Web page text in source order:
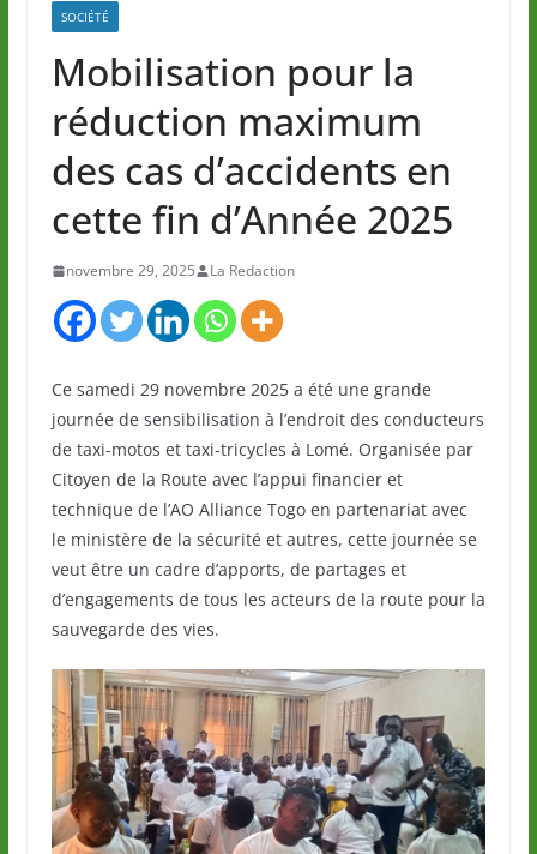
SOCIÉTÉ
Mobilisation pour la
réduction maximum
des cas d’accidents en
cette fin d’Année 2025
novembre 29, 2025 La Redaction
Ce samedi 29 novembre 2025 a été une grande
journée de sensibilisation à l’endroit des conducteurs
de taxi-motos et taxi-tricycles à Lomé. Organisée par
Citoyen de la Route avec l’appui financier et
technique de l’AO Alliance Togo en partenariat avec
le ministère de la sécurité et autres, cette journée se
veut être un cadre d’apports, de partages et
d’engagements de tous les acteurs de la route pour la
sauvegarde des vies.